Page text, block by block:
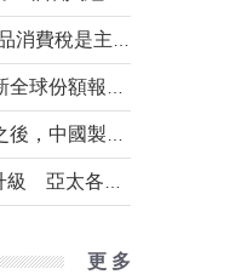
更 多